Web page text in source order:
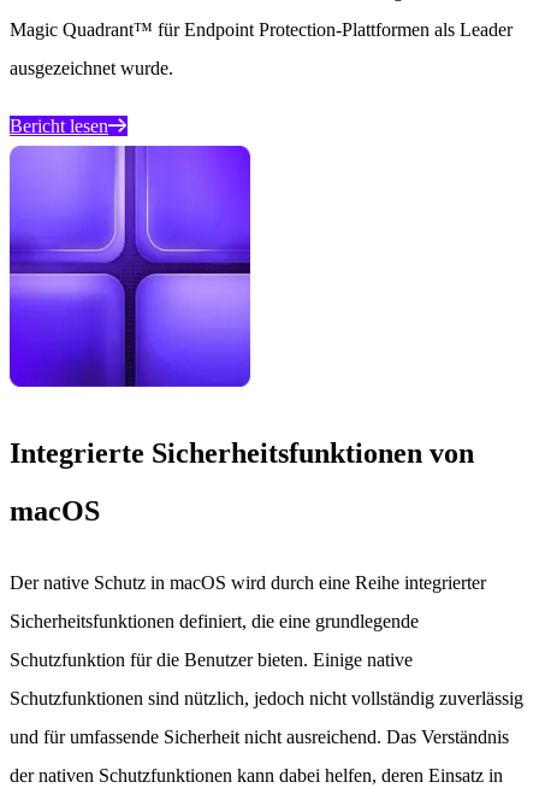
Magic Quadrant™ für Endpoint Protection-Plattformen als Leader
ausgezeichnet wurde.
Bericht lesen
Integrierte Sicherheitsfunktionen von
macOS
Der native Schutz in macOS wird durch eine Reihe integrierter
Sicherheitsfunktionen definiert, die eine grundlegende
Schutzfunktion für die Benutzer bieten. Einige native
Schutzfunktionen sind nützlich, jedoch nicht vollständig zuverlässig
und für umfassende Sicherheit nicht ausreichend. Das Verständnis
der nativen Schutzfunktionen kann dabei helfen, deren Einsatz in